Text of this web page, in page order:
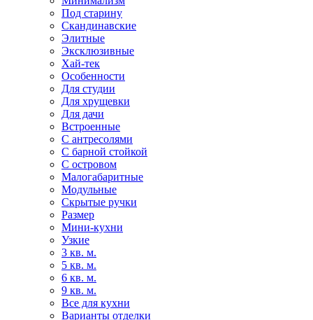
Под старину
Скандинавские
Элитные
Эксклюзивные
Хай-тек
Особенности
Для студии
Для хрущевки
Для дачи
Встроенные
С антресолями
С барной стойкой
С островом
Малогабаритные
Модульные
Скрытые ручки
Размер
Мини-кухни
Узкие
3 кв. м.
5 кв. м.
6 кв. м.
9 кв. м.
Все для кухни
Варианты отделки